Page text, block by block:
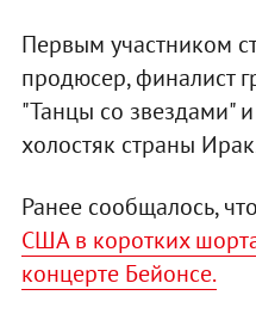
Первым участником
продюсер, финалист
"Танцы со звездами"
холостяк страны
Ранее сообщалось, что
США в коротких
концерте Бейонсе.